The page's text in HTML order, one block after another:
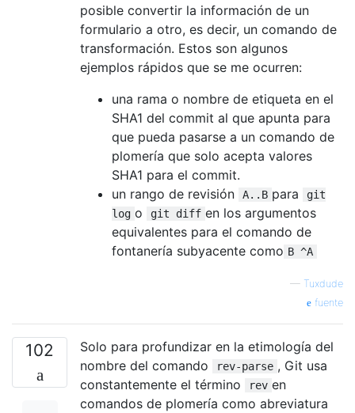
posible convertir la información de un
formulario a otro, es decir, un comando de
transformación. Estos son algunos
ejemplos rápidos que se me ocurren:
una rama o nombre de etiqueta en el
SHA1 del commit al que apunta para
que pueda pasarse a un comando de
plomería que solo acepta valores
SHA1 para el commit.
un rango de revisión
A..B para
git
log o git diff en los argumentos
equivalentes para el comando de
fontanería subyacente como B ^A
— Tuxdude
fuente
102
Solo para profundizar en la etimología del
nombre del comando
rev-parse , Git usa
constantemente el término
rev en
comandos de plomería como abreviatura